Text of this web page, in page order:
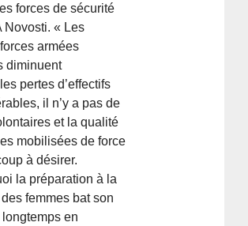
forces de sécurité
Novosti. « Les
armées
diminuent
pertes d’effectifs
il n’y a pas de
et la qualité
mobilisées de force
à désirer.
la préparation à la
femmes bat son
en